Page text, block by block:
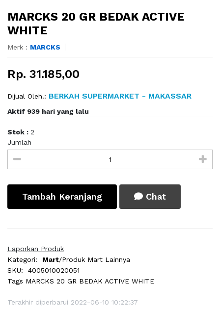
MARCKS 20 GR BEDAK ACTIVE
WHITE
Merk : MARCKS
Rp. 31.185,00
Dijual Oleh.: BERKAH SUPERMARKET - MAKASSAR
Aktif 939 hari yang lalu
Stok : 2
Jumlah
Tambah Keranjang Chat
Laporkan Produk
Kategori:
Mart/Produk Mart Lainnya
SKU:
4005010020051
Tags MARCKS 20 GR BEDAK ACTIVE WHITE
Terakhir diperbarui 2022-06-10 10:22:37